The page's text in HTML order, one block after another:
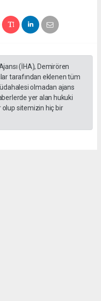
(İHA), Demirören
tarafından eklenen tüm
olmadan ajans
yer alan hukuki
sitemizin hiç bir